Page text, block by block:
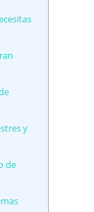
y
de